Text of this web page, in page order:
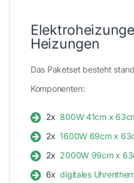
Heizungen
Das Paketset besteht
Komponenten:
2x 800W 41cm x
2x 1600W 69cm x
2x 2000W 99cm x
6x digitales